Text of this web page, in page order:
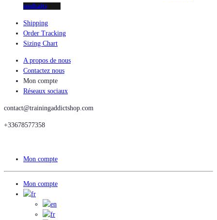
souhaits
Shipping
Order Tracking
Sizing Chart
A propos de nous
Contactez nous
Mon compte
Réseaux sociaux
contact@trainingaddictshop.com
+33678577358
Mon compte
Mon compte